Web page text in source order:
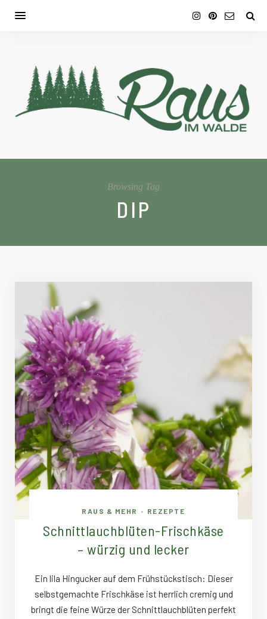
Browsing Tag
DIP
RAUS & MEHR • REZEPTE
Schnittlauchblüten-Frischkäse
– würzig und lecker
Ein lila Hingucker auf dem Frühstückstisch: Dieser
selbstgemachte Frischkäse ist herrlich cremig und
bringt die feine Würze der Schnittlauchblüten perfekt